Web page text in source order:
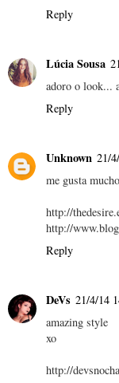
Reply
Lúcia Sousa
adoro o look...
Reply
Unknown 21/
me gusta
http://
http://
Reply
DeVs 21/4/14
amazing style
xo
http://